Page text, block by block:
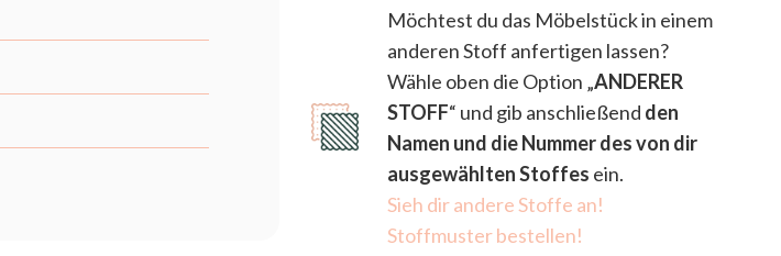
Bettwäschebehälter
Bein
Menge
Möchtest du das Möbelstück in einem
anderen Stoff anfertigen lassen?
Wähle oben die Option „ANDERER
STOFF“ und gib anschließend den
Namen und die Nummer des von dir
ausgewählten Stoffes ein.
Sieh dir andere Stoffe an!
Stoffmuster bestellen!